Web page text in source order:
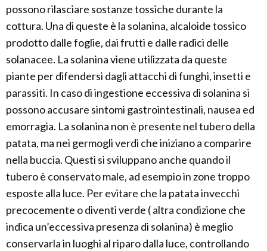
possono rilasciare sostanze tossiche durante la
cottura. Una di queste è la solanina, alcaloide tossico
prodotto dalle foglie, dai frutti e dalle radici delle
solanacee. La solanina viene utilizzata da queste
piante per difendersi dagli attacchi di funghi, insetti e
parassiti. In caso di ingestione eccessiva di solanina si
possono accusare sintomi gastrointestinali, nausea ed
emorragia. La solanina non è presente nel tubero della
patata, ma nei germogli verdi che iniziano a comparire
nella buccia. Questi si sviluppano anche quando il
tubero è conservato male, ad esempio in zone troppo
esposte alla luce. Per evitare che la patata invecchi
precocemente o diventi verde ( altra condizione che
indica un’eccessiva presenza di solanina) è meglio
conservarla in luoghi al riparo dalla luce, controllando